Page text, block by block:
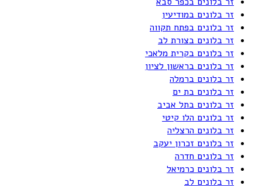
זר בלונים במודיעין
זר בלונים בפתח תקווה
זר בלונים בצורת לב
זר בלונים בקרית מלאכי
זר בלונים בראשון לציון
זר בלונים ברמלה
זר בלונים בת ים
זר בלונים בתל אביב
זר בלונים הלו קיטי
זר בלונים הרצליה
זר בלונים זכרון יעקב
זר בלונים חדרה
זר בלונים כרמיאל
זר בלונים לב